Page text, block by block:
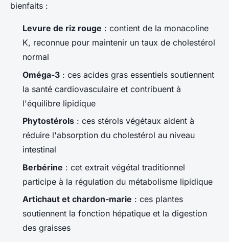
bienfaits :
Levure de riz rouge : contient de la monacoline
K, reconnue pour maintenir un taux de cholestérol
normal
Oméga-3 : ces acides gras essentiels soutiennent
la santé cardiovasculaire et contribuent à
l'équilibre lipidique
Phytostérols : ces stérols végétaux aident à
réduire l'absorption du cholestérol au niveau
intestinal
Berbérine : cet extrait végétal traditionnel
participe à la régulation du métabolisme lipidique
Artichaut et chardon-marie : ces plantes
soutiennent la fonction hépatique et la digestion
des graisses